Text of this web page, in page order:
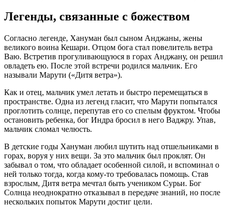
Легенды, связанные с божеством
Согласно легенде, Хануман был сыном Анджаны, жены
великого воина Кешари. Отцом бога стал повелитель ветра
Ваю. Встретив прогуливающуюся в горах Анджану, он решил
овладеть ею. После этой встречи родился мальчик. Его
называли Марути («Дитя ветра»).
Как и отец, мальчик умел летать и быстро перемещаться в
пространстве. Одна из легенд гласит, что Марути попытался
проглотить солнце, перепутав его со спелым фруктом. Чтобы
остановить ребенка, бог Индра бросил в него Ваджру. Упав,
мальчик сломал челюсть.
В детские годы Хануман любил шутить над отшельниками в
горах, воруя у них вещи. За это мальчик был проклят. Он
забывал о том, что обладает особенной силой, и вспоминал о
ней только тогда, когда кому-то требовалась помощь. Став
взрослым, Дитя ветра мечтал быть учеником Сурьи. Бог
Солнца неоднократно отказывал в передаче знаний, но после
нескольких попыток Марути достиг цели.